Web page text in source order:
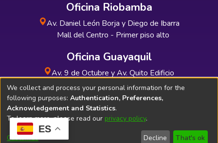
ES
Oficina Riobamba
Av. Daniel León Borja y Diego de Ibarra
Mall del Centro - Primer piso alto
Oficina Guayaquil
Av. 9 de Octubre y Av. Quito Edificio
INDUAUTO - Planta baja
Soporte Técnico Bibliolatino.com
We collect and process your personal information for the
following purposes: Authentication, Preferences,
Acknowledgement and Statistics.
To learn more, please read our privacy policy.
Customize Decline That's ok